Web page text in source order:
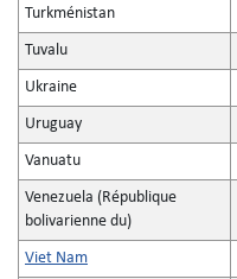
Turkménistan
Tuvalu
Ukraine
Uruguay
Vanuatu
Venezuela (République
bolivarienne du)
Viet Nam